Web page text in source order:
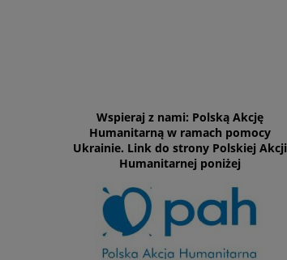
Wspieraj z nami: Polską Akcję
Humanitarną w ramach pomocy
Ukrainie. Link do strony Polskiej Akcji
Humanitarnej poniżej